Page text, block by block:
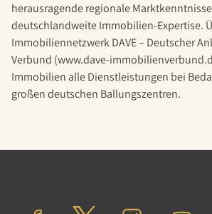
herausragende regionale
deutschlandweite Immobilien-Expertise.
Immobiliennetzwerk DAVE – Deutscher
Verbund (www.dave-
Immobilien alle Dienstleistungen bei
großen deutschen Ballungszentren.